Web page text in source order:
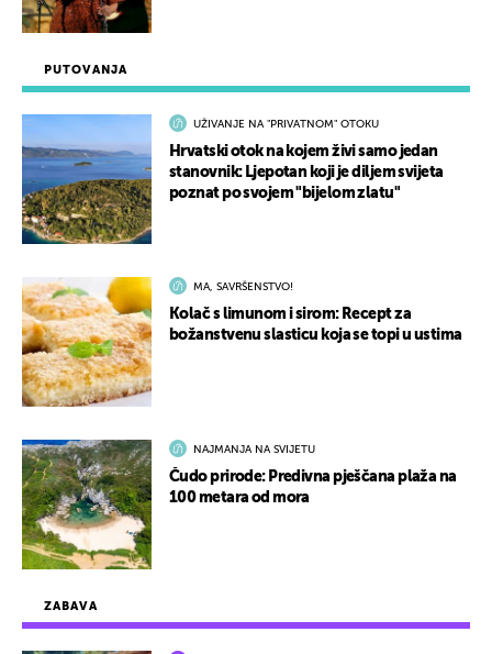
ZABAVA
PUTOVANJA
UŽIVANJE NA "PRIVATNOM" OTOKU
Hrvatski otok na kojem živi samo jedan
stanovnik: Ljepotan koji je diljem svijeta
poznat po svojem "bijelom zlatu"
MA, SAVRŠENSTVO!
Kolač s limunom i sirom: Recept za
božanstvenu slasticu koja se topi u ustima
NAJMANJA NA SVIJETU
Čudo prirode: Predivna pješčana plaža na
100 metara od mora